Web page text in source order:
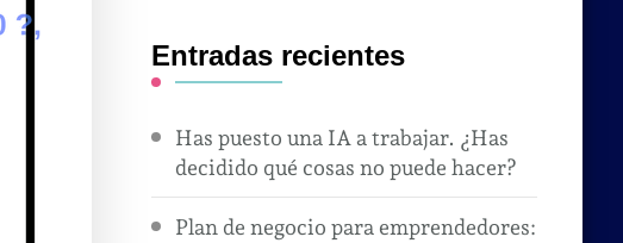
Entradas recientes
Has puesto una IA a trabajar. ¿Has
decidido qué cosas no puede hacer?
Plan de negocio para emprendedores: